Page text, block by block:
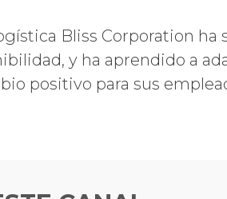
Bliss Corporation ha
y ha aprendido a
positivo para sus